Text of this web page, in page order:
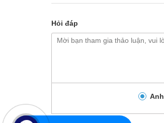
Hỏi đáp
Anh